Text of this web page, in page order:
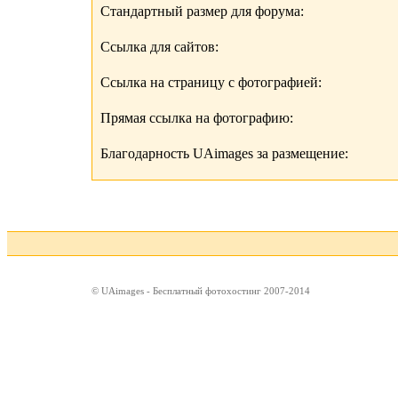
Стандартный размер для форума:
Ссылка для сайтов:
Ссылка на страницу с фотографией:
Прямая ссылка на фотографию:
Благодарность UAimages за размещение:
© UAimages - Бесплатный фотохостинг 2007-2014